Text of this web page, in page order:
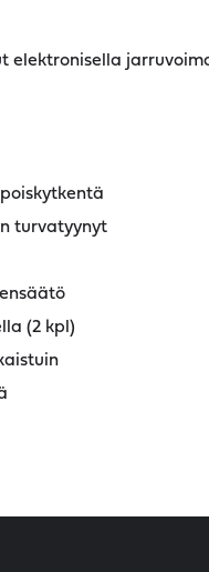
elektronisella
turvatyynyt
(2 kpl)